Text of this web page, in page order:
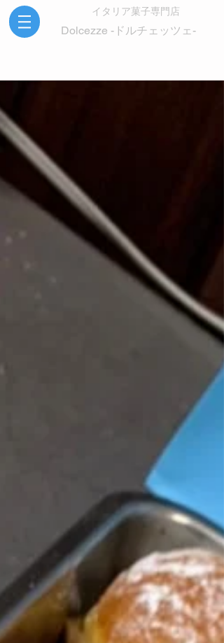
イタリア菓子専門店
Dolcezze -ドルチェッツェ-